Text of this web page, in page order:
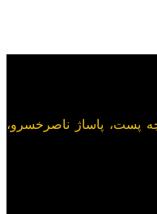
پست، پاساژ ناصرخسرو،